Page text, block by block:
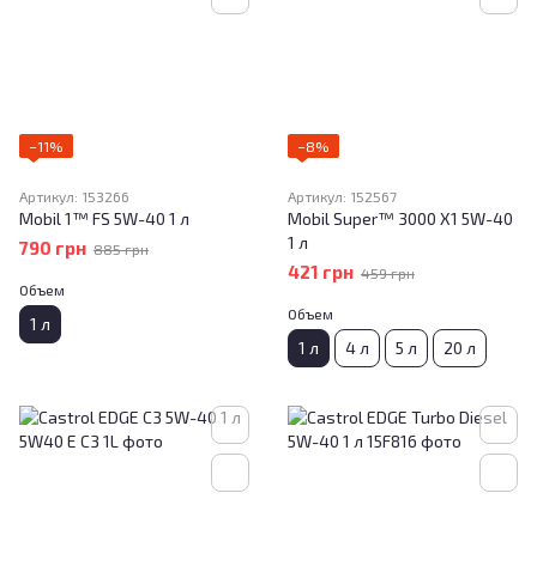
−11%
Артикул: 153266
Mobil 1™ FS 5W-40 1 л
790 грн 885 грн
Объем
1 л
−8%
Артикул: 152567
Mobil Super™ 3000 X1 5W-40
1 л
421 грн 459 грн
Объем
1 л 4 л 5 л 20 л